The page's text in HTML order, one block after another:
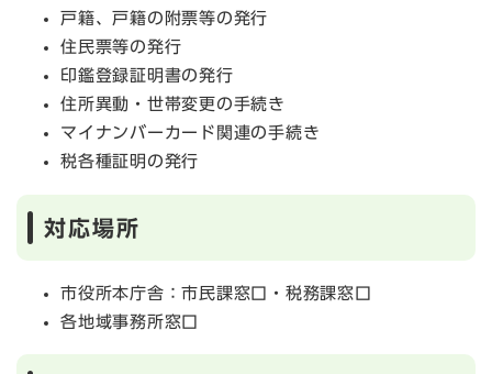
戸籍、戸籍の附票等の発行
住民票等の発行
印鑑登録証明書の発行
住所異動・世帯変更の手続き
マイナンバーカード関連の手続き
税各種証明の発行
対応場所
市役所本庁舎：市民課窓口・税務課窓口
各地域事務所窓口